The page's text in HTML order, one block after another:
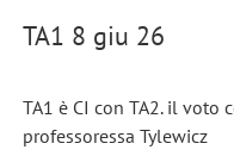
TA1 8 giu 26
TA1 è CI con TA2. il voto
professoressa Tylewicz